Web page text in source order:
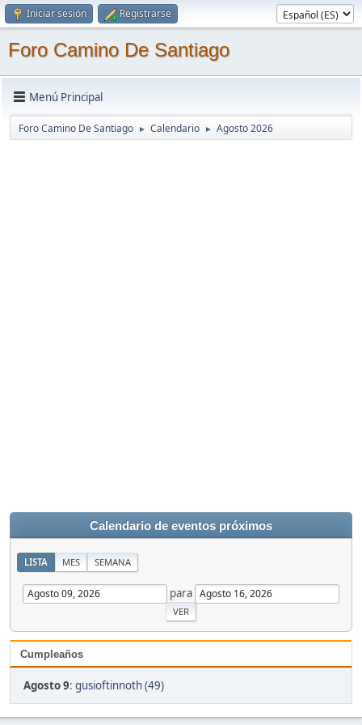
Iniciar sesión Registrarse
Foro Camino De Santiago
Menú Principal
Foro Camino De Santiago ► Calendario ► Agosto 2026
Calendario de eventos próximos
LISTA MES SEMANA
para
Cumpleaños
Agosto 9: gusioftinnoth (49)